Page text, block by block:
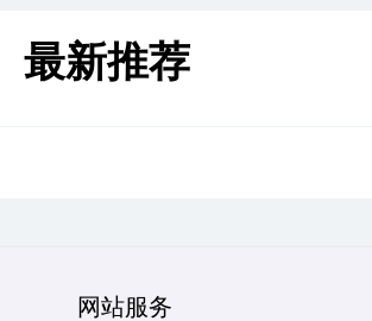
最新推荐
网站服务